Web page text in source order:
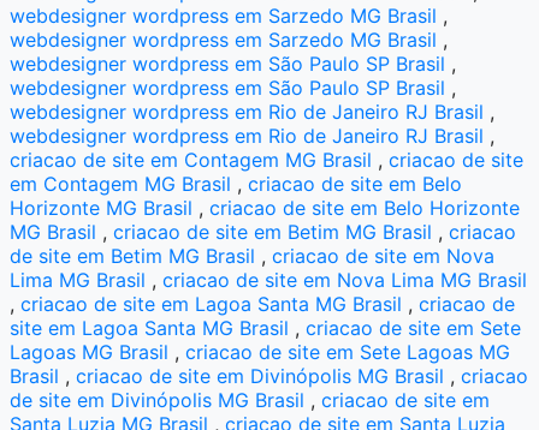
webdesigner wordpress em Sarzedo MG Brasil ,
webdesigner wordpress em Sarzedo MG Brasil ,
webdesigner wordpress em São Paulo SP Brasil ,
webdesigner wordpress em São Paulo SP Brasil ,
webdesigner wordpress em Rio de Janeiro RJ Brasil ,
webdesigner wordpress em Rio de Janeiro RJ Brasil ,
criacao de site em Contagem MG Brasil ,criacao de site
em Contagem MG Brasil ,criacao de site em Belo
Horizonte MG Brasil ,criacao de site em Belo Horizonte
MG Brasil ,criacao de site em Betim MG Brasil ,criacao
de site em Betim MG Brasil ,criacao de site em Nova
Lima MG Brasil ,criacao de site em Nova Lima MG Brasil
,criacao de site em Lagoa Santa MG Brasil ,criacao de
site em Lagoa Santa MG Brasil ,criacao de site em Sete
Lagoas MG Brasil ,criacao de site em Sete Lagoas MG
Brasil ,criacao de site em Divinópolis MG Brasil ,criacao
de site em Divinópolis MG Brasil ,criacao de site em
Santa Luzia MG Brasil ,criacao de site em Santa Luzia